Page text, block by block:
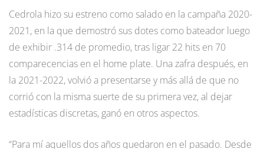
Cedrola hizo su estreno como salado en la campaña 2020-
2021, en la que demostró sus dotes como bateador luego
de exhibir .314 de promedio, tras ligar 22 hits en 70
comparecencias en el home plate. Una zafra después, en
la 2021-2022, volvió a presentarse y más allá de que no
corrió con la misma suerte de su primera vez, al dejar
estadísticas discretas, ganó en otros aspectos.
“Para mí aquellos dos años quedaron en el pasado. Desde